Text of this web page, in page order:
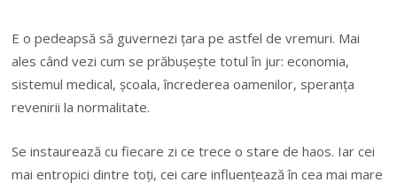
E o pedeapsă să guvernezi țara pe astfel de vremuri. Mai
ales când vezi cum se prăbușește totul în jur: economia,
sistemul medical, școala, încrederea oamenilor, speranța
revenirii la normalitate.
Se instaurează cu fiecare zi ce trece o stare de haos. Iar cei
mai entropici dintre toți, cei care influențează în cea mai mare